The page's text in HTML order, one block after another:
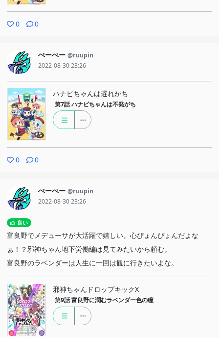
0 0
ぺーぺー @ruupin
2022-08-30 23:26
ハナビちゃんは遅れがち
第7話 ハナビちゃんは不発がち
0 0
ぺーぺー @ruupin
2022-08-30 23:26
良い
富良野でメデューサが大活躍で嬉しい。心ぴょんぴょんだよな
ぁ！？邪神ちゃん地下労働編は見てみたいから頼む。
富良野のラベンダーは人生に一回は観に行きたいよな。
邪神ちゃんドロップキックX
第9話 富良野に潤むラベンダー色の瞳